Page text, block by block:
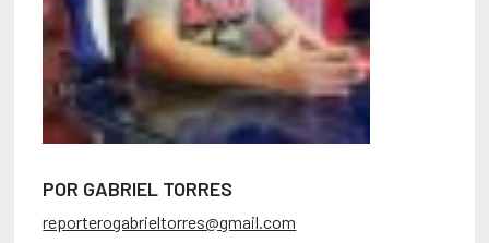
POR GABRIEL TORRES
reporterogabrieltorres@gmail.com